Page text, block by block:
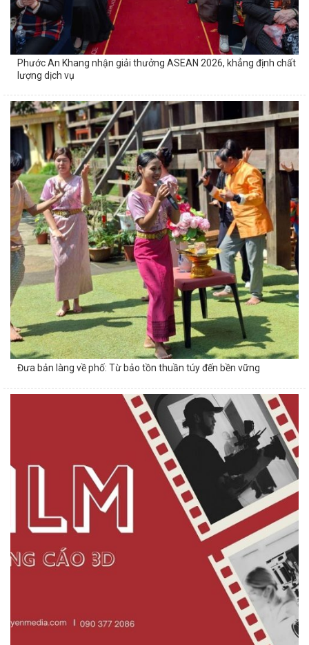
Phước An Khang nhận giải thưởng ASEAN 2026, khẳng định chất
lượng dịch vụ
Đưa bản làng về phố: Từ bảo tồn thuần túy đến bền vững